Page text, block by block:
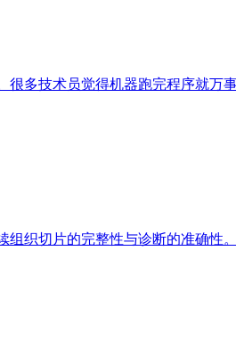
多技术员觉得机器跑完程序就万
织切片的完整性与诊断的准确性